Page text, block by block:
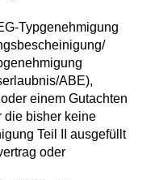
Typgenehmigung
ABE),
einem Gutachten
die bisher keine
Teil II ausgefüllt
oder